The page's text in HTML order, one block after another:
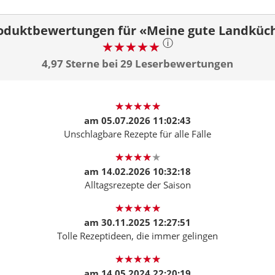
für «Meine gute
ⓘ
4,97 Sterne bei 29 Leserbewertungen
am 05.07.2026 11:02:43
Unschlagbare Rezepte für alle Fälle
am 14.02.2026 10:32:18
Alltagsrezepte der Saison
am 30.11.2025 12:27:51
Tolle Rezeptideen, die immer gelingen